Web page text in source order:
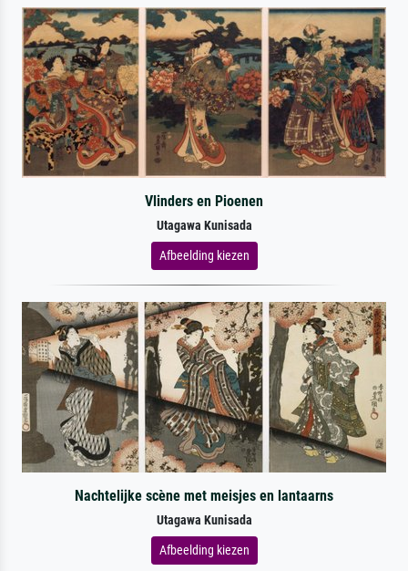
Vlinders en Pioenen
Utagawa Kunisada
Afbeelding kiezen
Nachtelijke scène met meisjes en lantaarns
Utagawa Kunisada
Afbeelding kiezen